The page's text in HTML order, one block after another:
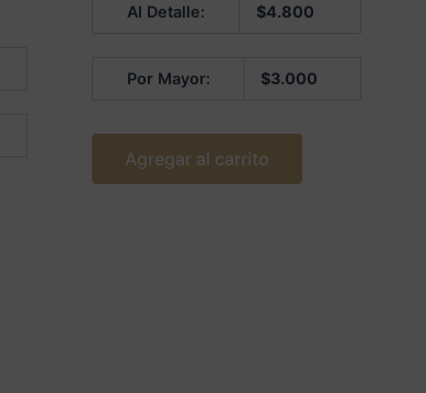
Al Detalle: $4.800
Por Mayor: $3.000
Agregar al carrito